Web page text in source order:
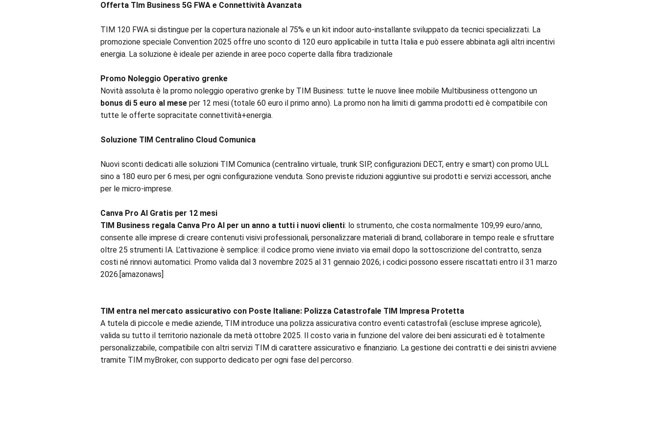
Offerta TIm Business 5G FWA e Connettività Avanzata
TIM 120 FWA si distingue per la copertura nazionale al 75% e un kit indoor auto-installante sviluppato da tecnici specializzati. La
promozione speciale Convention 2025 offre uno sconto di 120 euro applicabile in tutta Italia e può essere abbinata agli altri incentivi
energia. La soluzione è ideale per aziende in aree poco coperte dalla fibra tradizionale
Promo Noleggio Operativo grenke
Novità assoluta è la promo noleggio operativo grenke by TIM Business: tutte le nuove linee mobile Multibusiness ottengono un
bonus di 5 euro al meseper 12 mesi (totale 60 euro il primo anno). La promo non ha limiti di gamma prodotti ed è compatibile con
tutte le offerte sopracitate connettività+energia.
Soluzione TIM Centralino Cloud Comunica
Nuovi sconti dedicati alle soluzioni TIM Comunica (centralino virtuale, trunk SIP, configurazioni DECT, entry e smart) con promo ULL
sino a 180 euro per 6 mesi, per ogni configurazione venduta. Sono previste riduzioni aggiuntive sui prodotti e servizi accessori, anche
per le micro-imprese.
Canva Pro AI Gratis per 12 mesi
TIM Business regala Canva Pro AI per un anno a tutti i nuovi clienti: lo strumento, che costa normalmente 109,99 euro/anno,
consente alle imprese di creare contenuti visivi professionali, personalizzare materiali di brand, collaborare in tempo reale e sfruttare
oltre 25 strumenti IA. L’attivazione è semplice: il codice promo viene inviato via email dopo la sottoscrizione del contratto, senza
costi né rinnovi automatici. Promo valida dal 3 novembre 2025 al 31 gennaio 2026; i codici possono essere riscattati entro il 31 marzo
2026.[amazonaws]
TIM entra nel mercato assicurativo con Poste Italiane: Polizza Catastrofale TIM Impresa Protetta
A tutela di piccole e medie aziende, TIM introduce una polizza assicurativa contro eventi catastrofali (escluse imprese agricole),
valida su tutto il territorio nazionale da metà ottobre 2025. Il costo varia in funzione del valore dei beni assicurati ed è totalmente
personalizzabile, compatibile con altri servizi TIM di carattere assicurativo e finanziario. La gestione dei contratti e dei sinistri avviene
tramite TIM myBroker, con supporto dedicato per ogni fase del percorso.